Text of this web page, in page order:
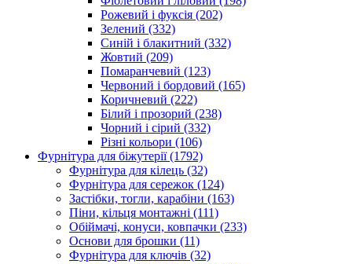
Рожевий і фуксія (202)
Зелений (332)
Синій і блакитний (332)
Жовтий (209)
Помаранчевий (123)
Червоний і бордовий (165)
Коричневий (222)
Білий і прозорий (238)
Чорний і сірий (332)
Різні кольори (106)
Фурнітура для біжутерії(1792)
Фурнітура для кілець (32)
Фурнітура для сережок (124)
Застібки, тогли, карабіни (163)
Піни, кільця монтажні (111)
Обіймачі, конуси, ковпачки (233)
Основи для брошки (11)
Фурнітура для ключів (32)